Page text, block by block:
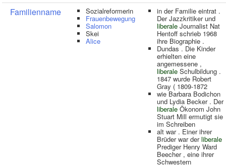
Familienname Sozialreformerin
Frauenbewegung
Salomon
Skei
Alice
in der Familie eintrat .
Der Jazzkritiker und
liberale Journalist Nat
Hentoff schrieb 1968
ihre Biographie .
Dundas . Die Kinder
erhielten eine
angemessene ,
liberale Schulbildung .
1847 wurde Robert
Gray ( 1809-1872
wie Barbara Bodichon
und Lydia Becker . Der
liberale Ökonom John
Stuart Mill ermutigt sie
im Schreiben
alt war . Einer ihrer
Brüder war derliberale
Prediger Henry Ward
Beecher , eine ihrer
Schwestern